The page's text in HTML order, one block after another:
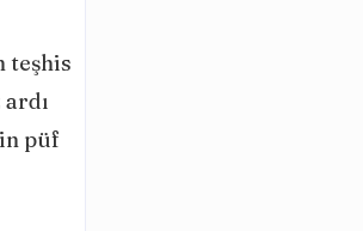
teşhis
püf